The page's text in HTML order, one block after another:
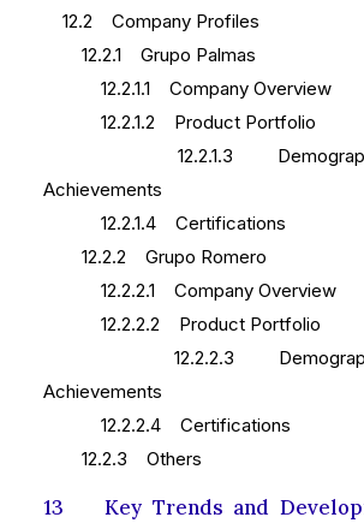
12.2 Company Profiles
12.2.1 Grupo Palmas
12.2.1.1 Company Overview
12.2.1.2 Product Portfolio
12.2.1.3 Demographic
Achievements
12.2.1.4 Certifications
12.2.2 Grupo Romero
12.2.2.1 Company Overview
12.2.2.2 Product Portfolio
12.2.2.3 Demographic
Achievements
12.2.2.4 Certifications
12.2.3 Others
13 Key Trends and